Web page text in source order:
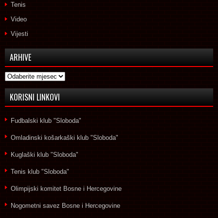
Tenis
Video
Vijesti
ARHIVE
Arhive
KORISNI LINKOVI
Fudbalski klub "Sloboda"
Omladinski košarkaški klub "Sloboda"
Kuglaški klub "Sloboda"
Tenis klub "Sloboda"
Olimpijski komitet Bosne i Hercegovine
Nogometni savez Bosne i Hercegovine